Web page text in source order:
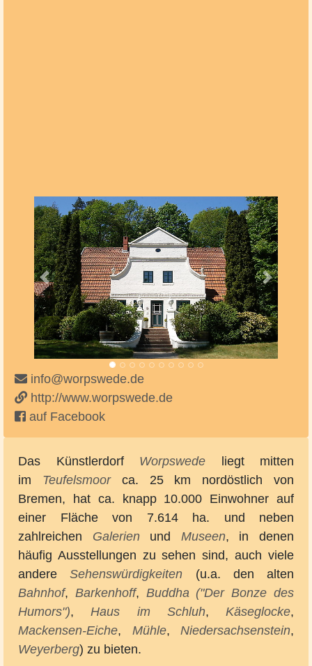
Vorheriges
info@worpswede.de
http://www.worpswede.de
auf Facebook
Das Künstlerdorf Worpswede liegt mitten
im Teufelsmoorca. 25 km nordöstlich von
Bremen, hat ca. knapp 10.000 Einwohner auf
einer Fläche von 7.614 ha. und neben
zahlreichen Galerienund Museen, in denen
häufig Ausstellungen zu sehen sind, auch viele
andereSehenswürdigkeiten (u.a. den alten
Bahnhof, Barkenhoff, Buddha ("Der Bonze des
Humors"),Haus im Schluh, Käseglocke,
Mackensen-Eiche, Mühle, Niedersachsenstein,
Weyerberg) zu bieten.